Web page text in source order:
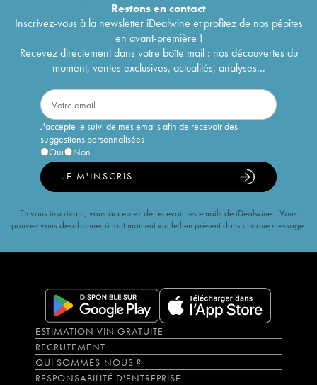
Restons encontact
Inscrivez-vous à la newsletter iDealwine et profitez de nos pépites
en avant-première !
Recevez directement dans votre boîte mail : nos découvertes du
moment, ventes exclusives, actualités, analyses...
J'accepte le suivi de mes emails afin de recevoir des
suggestions personnalisées
Oui
Non
JE M'INSCRIS
En vous inscrivant, vous acceptez de recevoir les emails de iDealwine. Vous
pouvez vous désabonner à tout moment via le lien présent dans chaque message.
ESTIMATION VIN GRATUITE
RECRUTEMENT
QUI SOMMES-NOUS ?
RESPONSABILITÉ D'ENTREPRISE